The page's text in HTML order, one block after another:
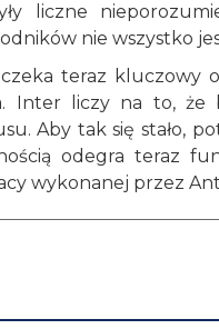
liczne
nie wszystko
teraz kluczowy
Inter liczy na to, że
Aby tak się stało,
odegra teraz
wykonanej przez